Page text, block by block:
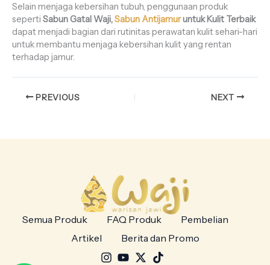
Selain menjaga kebersihan tubuh, penggunaan produk
seperti Sabun Gatal Waji,Sabun Antijamuruntuk Kulit Terbaik
dapat menjadi bagian dari rutinitas perawatan kulit sehari-hari
untuk membantu menjaga kebersihan kulit yang rentan
terhadap jamur.
PREVIOUS NEXT
Semua Produk FAQ Produk
Pembelian
Artikel
Berita dan Promo